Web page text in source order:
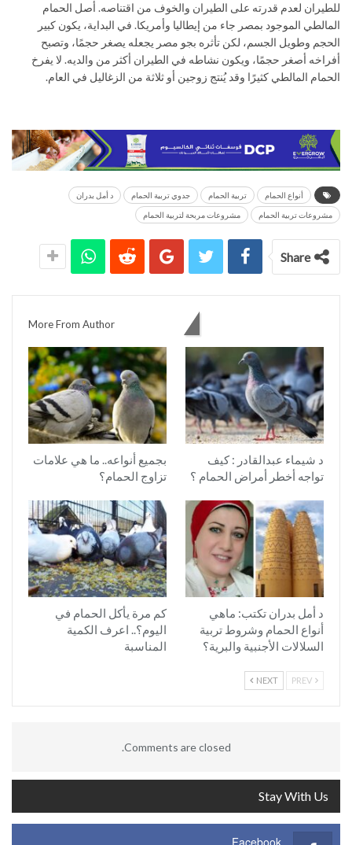
للطيران لعدم قدرته على الطيران والخوف من اقتناصه. أصل الحمام
المالطي الموجود بمصر جاء من إيطاليا وأمريكا. في البداية، يكون كبير
الحجم وطويل الجسم، لكن تأثره بجو مصر يجعله يصغر حجمًا، وتصبح
أفراخه أصغر حجمًا، ويكون نشاطه في الطيران أكثر من والديه. لا يفرخ
الحمام المالطي كثيرًا وقد يُنتج زوجين أو ثلاثة من الزغاليل في العام.
أنواع الحمام تربية الحمام جدوي تربية الحمام د أمل بدران
مشروعات تربية الحمام مشروعات مربحة لتربية الحمام
Share
More From Author
د شيماء عبدالقادر : كيف
تواجه أخطر أمراض الحمام ؟
بجميع أنواعه.. ما هي علامات
تزاوج الحمام؟
د أمل بدران تكتب: ماهي
أنواع الحمام وشروط تربية
السلالات الأجنبية والبرية؟
كم مرة يأكل الحمام في
اليوم؟.. اعرف الكمية
المناسبة
NEXT
Comments are closed.
Stay With Us
Facebook